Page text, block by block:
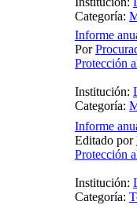
Categoría:
Informe
Por
Protección
Institución:
Categoría:
Informe
Editado por
Protección
Institución:
Categoría: